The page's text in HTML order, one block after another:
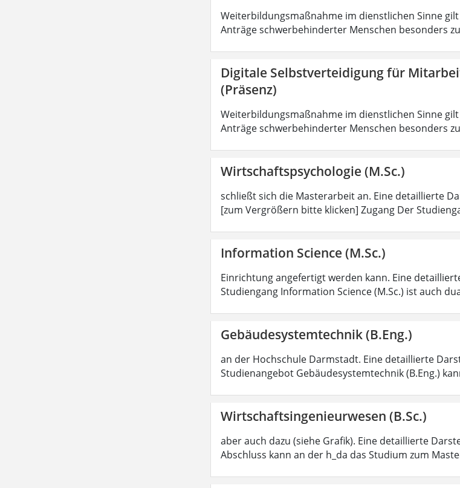
Weiterbildungsmaßnahme im dienstlichen Sinne
Anträge schwerbehinderter Menschen besonders
Digitale Selbstverteidigung für
(Präsenz)
Weiterbildungsmaßnahme im dienstlichen Sinne
Anträge schwerbehinderter Menschen besonders
Wirtschaftspsychologie (M.Sc.)
schließt sich die Masterarbeit an. Eine detaillierte
[zum Vergrößern bitte klicken] Zugang Der
Information Science (M.Sc.)
Einrichtung angefertigt werden kann. Eine
Studiengang Information Science (M.Sc.) ist auch
Gebäudesystemtechnik (B.Eng.)
an der Hochschule Darmstadt. Eine detaillierte
Studienangebot Gebäudesystemtechnik (B.Eng.)
Wirtschaftsingenieurwesen (B.Sc.)
aber auch dazu (siehe Grafik). Eine detaillierte
Abschluss kann an der h_da das Studium zum